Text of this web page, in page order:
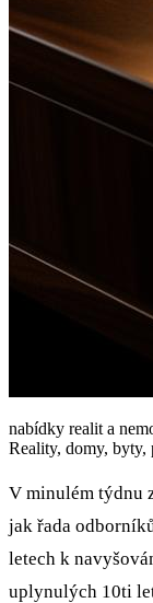
nabídky realit a
Reality, domy, byty,
V minulém týdnu
jak řada
letech k
uplynulých 10ti